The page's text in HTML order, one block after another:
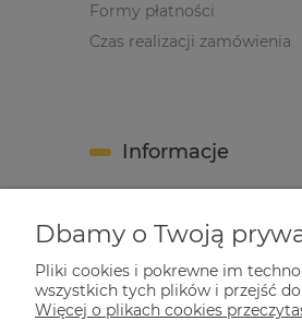
Formy płatności
Czas realizacji zamówienia
Informacje
Nota prawna
Kontakt
Blog
Dbamy o Twoją
Pliki cookies i pokrewne im
wszystkich tych plików i przejść
Więcej o plikach cookies